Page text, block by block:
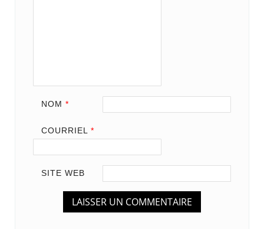
NOM *
COURRIEL *
SITE WEB